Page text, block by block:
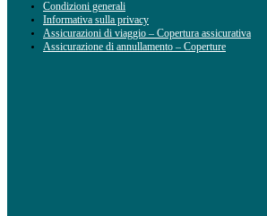
Condizioni generali
Informativa sulla privacy
Assicurazioni di viaggio – Copertura assicurativa
Assicurazione di annullamento – Coperture